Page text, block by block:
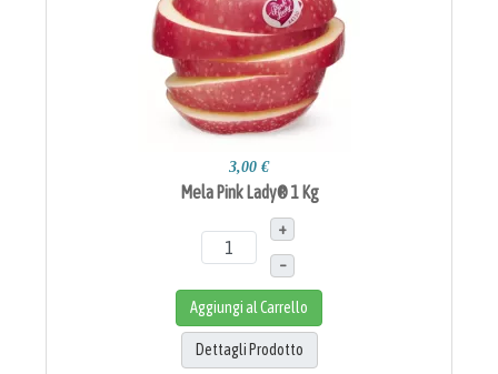
3,00 €
Mela Pink Lady® 1 Kg
+
–
Aggiungi al Carrello
Dettagli Prodotto